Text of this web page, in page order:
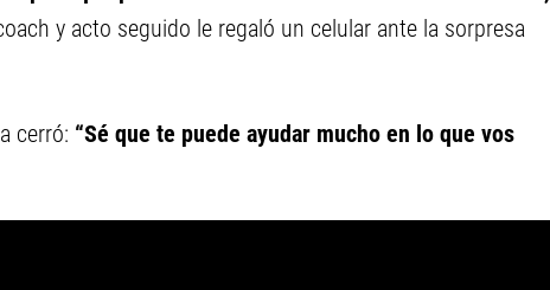
y acto seguido le regaló un celular ante la sorpresa
cerró: “Sé que te puede ayudar mucho en lo que vos